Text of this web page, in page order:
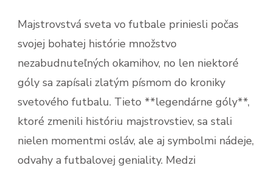
Majstrovstvá sveta vo futbale priniesli počas
svojej bohatej histórie množstvo
nezabudnuteľných okamihov, no len niektoré
góly sa zapísali zlatým písmom do kroniky
svetového futbalu. Tieto **legendárne góly**,
ktoré zmenili históriu majstrovstiev, sa stali
nielen momentmi osláv, ale aj symbolmi nádeje,
odvahy a futbalovej geniality. Medzi